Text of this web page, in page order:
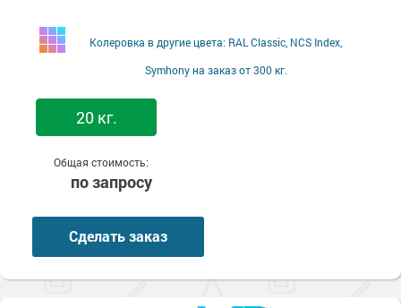
Колеровка в другие цвета: RAL Classic, NCS Index,
Symhony на заказ от 300 кг.
20 кг.
Общая стоимость:
по запросу
Сделать заказ